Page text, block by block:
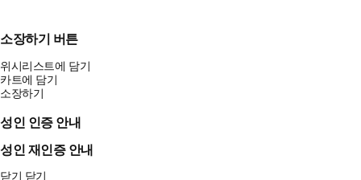
소장하기 버튼
위시리스트에 담기
카트에 담기
소장하기
성인 인증 안내
성인 재인증 안내
닫기 닫기